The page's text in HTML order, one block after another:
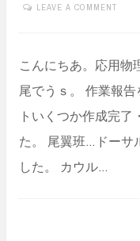
LEAVE A COMMENT
こんにちあ。応用物
尾でうｓ。 作業報
トいくつか作成完
た。 尾翼班…ドーサ
した。 カウル…